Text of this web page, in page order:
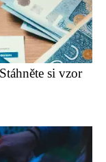
si vzor